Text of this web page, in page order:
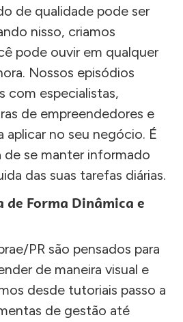
de qualidade pode ser
nisso, criamos
pode ouvir em qualquer
Nossos episódios
com especialistas,
de empreendedores e
aplicar no seu negócio. É
de se manter informado
das suas tarefas diárias.
Forma Dinâmica e
PR são pensados para
de maneira visual e
desde tutoriais passo a
de gestão até